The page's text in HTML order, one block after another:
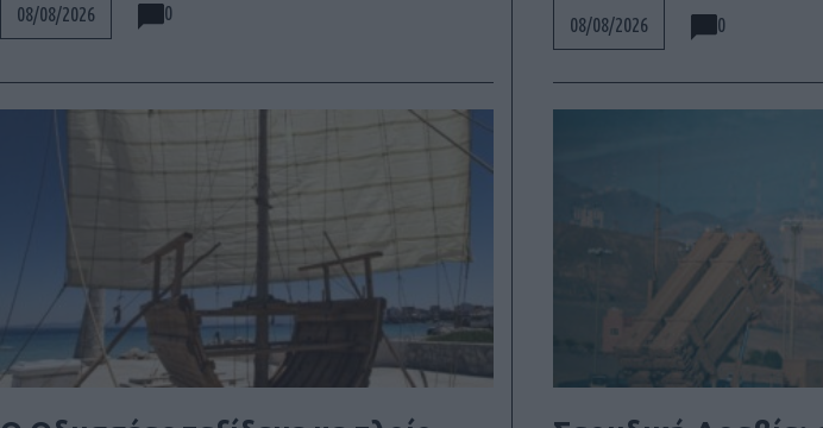
08/08/2026 0
08/08/2026 0